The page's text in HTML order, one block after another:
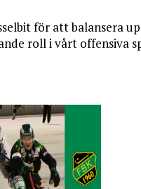
för att balansera
roll i vårt offensiva